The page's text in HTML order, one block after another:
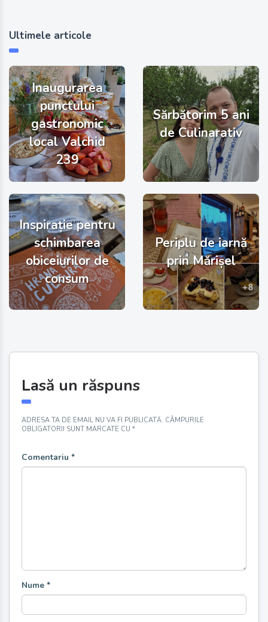
Ultimele articole
Inaugurarea
punctului
gastronomic
local Valchid
239
Sărbătorim 5 ani
de Culinarativ
Inspirație pentru
schimbarea
obiceiurilor de
consum
Periplu de iarnă
prin Mărișel
Lasă un răspuns
ADRESA TA DE EMAIL NU VA FI PUBLICATĂ. CÂMPURILE
OBLIGATORII SUNT MARCATE CU *
Comentariu *
Nume *